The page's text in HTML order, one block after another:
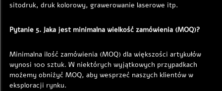
sitodruk, druk kolorowy, grawerowanie laserowe itp.
Pytanie 5. Jaka jest minimalna wielkość zamówienia (MOQ)?
Minimalna ilość zamówienia (MOQ) dla większości artykułów
wynosi 100 sztuk. W niektórych wyjątkowych przypadkach
możemy obniżyć MOQ, aby wesprzeć naszych klientów w
eksploracji rynku.